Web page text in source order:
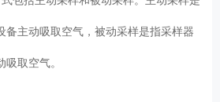
主动吸取空气，被动采样是指采样器
取空气。